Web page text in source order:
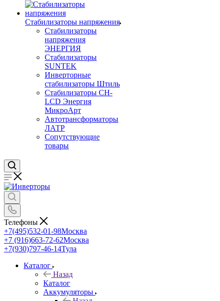
Стабилизаторы напряжения
Стабилизаторы
напряжения
ЭНЕРГИЯ
Стабилизаторы
SUNTEK
Инверторные
стабилизаторы Штиль
Стабилизаторы СН-
LCD Энepгия
МикроАрт
Автотрансформаторы
ЛАТР
Сопутствующие
товары
Телефоны
+7(495)532-01-98Москва
+7 (916)663-72-62Москва
+7(930)797-46-14Тула
Каталог
Назад
Каталог
Аккумуляторы